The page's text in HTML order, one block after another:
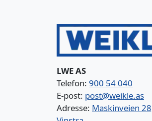
LWE AS
Telefon: 900 54 040
E-post: post@weikle.as
Adresse: Maskinveien